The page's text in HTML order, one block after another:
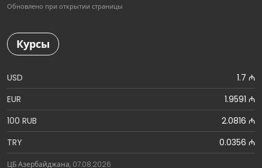
Обновлено при открытии страницы
Курсы
USD
1.7 ₼
EUR
1.9591 ₼
100 RUB
2.0816 ₼
TRY
0.0356 ₼
ЦБ Азербайджана, 07.08.2026